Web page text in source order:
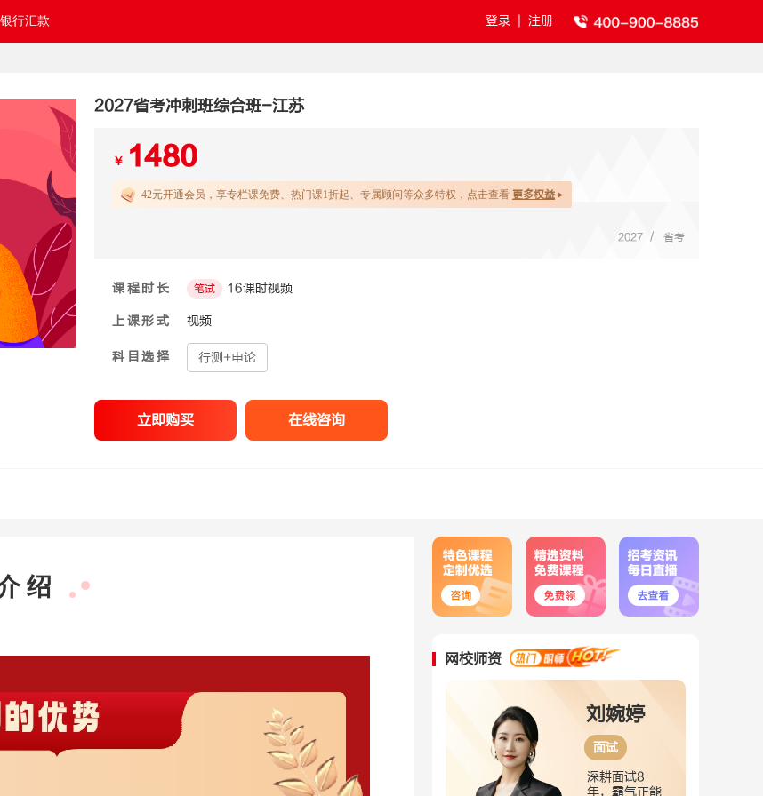
银行汇款 登录 注册
2027省考冲刺班综合班-江苏
￥ 1480
42元开通会员，享专栏课免费、热门课1折起、专属顾问等众多特权，点击查看 更多权益
2027 / 省考
课程时长 笔试 16课时视频
上课形式 视频
科目选择 行测+申论
立即购买 在线咨询
绍
网校师资
面试
深耕面试8
年，霸气正能
刘嘉宁
判断推理
深耕判断10
年，人美实力